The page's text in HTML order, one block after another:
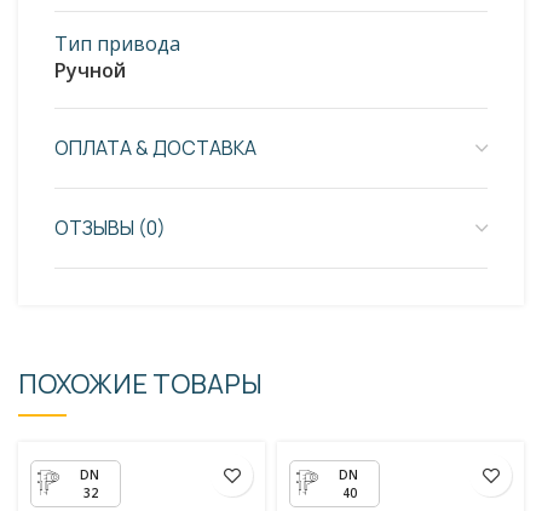
Тип привода
Ручной
ОПЛАТА & ДОСТАВКА
ОТЗЫВЫ (0)
ПОХОЖИЕ ТОВАРЫ
32 40